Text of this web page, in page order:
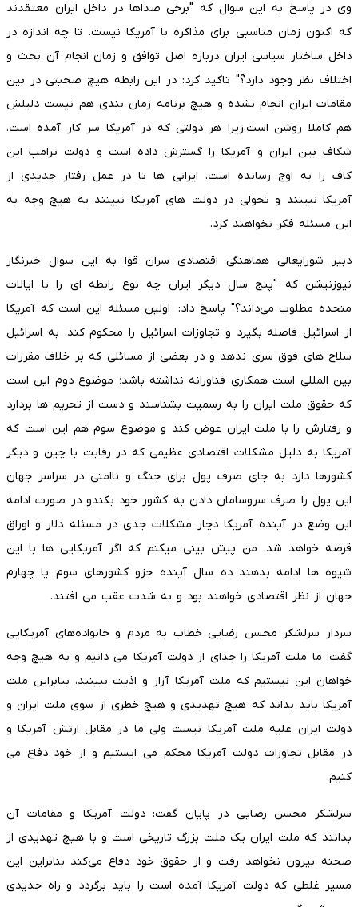
وی در پاسخ به این سوال که "برخی صداها در داخل ایران معتقدند
که اکنون زمان مناسبی برای مذاکره با آمریکا نیست. تا چه اندازه در
داخل ساختار سیاسی ایران درباره اصل توافق و زمان انجام آن بحث و
اختلاف نظر وجود دارد؟" تاکید کرد: در این رابطه هیچ صحبتی در بین
مقامات ایران انجام نشده و هیچ برنامه زمان بندی هم نیست دلیلش
هم کاملا روشن است.زیرا هر دولتی که در آمریکا سر کار آمده است،
شکاف بین ایران و آمریکا را گسترش داده است و دولت ترامپ این
کاف را به اوج رسانده است. ایرانی ها تا در عمل رفتار جدیدی از
آمریکا نبینند و تحولی در دولت های آمریکا نبینند به هیچ وجه به
این مسئله فکر نخواهند کرد.
دبیر شورایعالی هماهنگی اقتصادی سران قوا به این سوال خبرنگار
نیوزنیشن که "پنج سال دیگر ایران چه نوع رابطه ای را با ایالات
متحده مطلوب می‌داند؟" پاسخ داد: اولین مسئله این است که آمریکا
از اسرائیل فاصله بگیرد و تجاوزات اسرائیل را محکوم کند. به اسرائیل
سلاح های فوق سری ندهد و در بعضی از مسائلی که بر خلاف مقررات
بین المللی است همکاری فناورانه نداشته باشد؛ موضوع دوم این است
که حقوق ملت ایران را به رسمیت بشناسند و دست از تحریم ها بردارد
و رفتارش را با ملت ایران عوض کند و موضوع سوم هم این است که
آمریکا به دلیل مشکلات اقتصادی عظیمی که در رقابت با چین و دیگر
کشورها دارد به جای صرف پول برای جنگ و ناامنی در سراسر جهان
این پول را صرف سروسامان دادن به کشور خود بکندو در صورت ادامه
این وضع در آینده آمریکا دچار مشکلات جدی در مسئله دلار و اوراق
قرضه خواهد شد. من پیش بینی میکنم که اگر آمریکایی ها با این
شیوه ها ادامه بدهند ده سال آینده جزو کشورهای سوم یا چهارم
جهان از نظر اقتصادی خواهند بود و به شدت عقب می افتند.
سردار سرلشکر محسن رضایی خطاب به مردم و خانواده‌های آمریکایی
گفت: ما ملت آمریکا را جدای از دولت آمریکا می دانیم و به هیچ وجه
خواهان این نیستیم که ملت آمریکا آزار و اذیت ببینند، بنابراین ملت
آمریکا باید بداند که هیچ تهدیدی و هیچ خطری از سوی ملت ایران و
دولت ایران علیه ملت آمریکا نیست ولی ما در مقابل ارتش آمریکا و
در مقابل تجاوزات دولت آمریکا محکم می ایستیم و از خود دفاع می
کنیم.
سرلشکر محسن رضایی در پایان گفت: دولت آمریکا و مقامات آن
بدانند که ملت ایران یک ملت بزرگ تاریخی است و با هیچ تهدیدی از
صحنه بیرون نخواهد رفت و از حقوق خود دفاع می‌کند بنابراین این
مسیر غلطی که دولت آمریکا آمده است را باید برگردد و راه جدیدی